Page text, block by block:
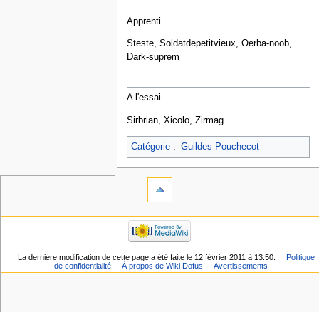
Apprenti
Steste, Soldatdepetitvieux, Oerba-noob,
Dark-suprem
A l'essai
Sirbrian, Xicolo, Zirmag
Catégorie: Guildes Pouchecot
La dernière modification de cette page a été faite le 12 février 2011 à 13:50.
Politique
de confidentialité
À propos de Wiki Dofus Avertissements